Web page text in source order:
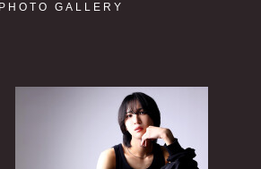
PHOTO GALLERY